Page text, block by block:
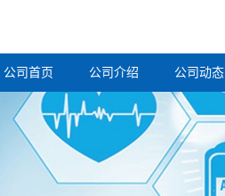
公司首页 公司介绍 公司动态